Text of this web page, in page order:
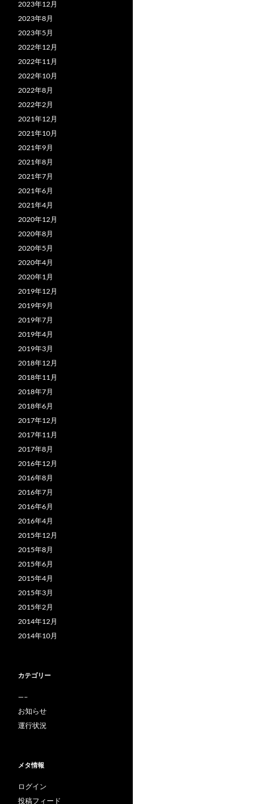
2023年12月
2023年8月
2023年5月
2022年12月
2022年11月
2022年10月
2022年8月
2022年2月
2021年12月
2021年10月
2021年9月
2021年8月
2021年7月
2021年6月
2021年4月
2020年12月
2020年8月
2020年5月
2020年4月
2020年1月
2019年12月
2019年9月
2019年7月
2019年4月
2019年3月
2018年12月
2018年11月
2018年7月
2018年6月
2017年12月
2017年11月
2017年8月
2016年12月
2016年8月
2016年7月
2016年6月
2016年4月
2015年12月
2015年8月
2015年6月
2015年4月
2015年3月
2015年2月
2014年12月
2014年10月
カテゴリー
—–
お知らせ
運行状況
メタ情報
ログイン
投稿フィード